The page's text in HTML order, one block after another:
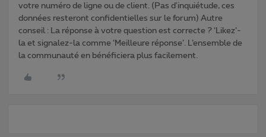
votre numéro de ligne ou de client. (Pas d'inquiétude, ces
données resteront confidentielles sur le forum) Autre
conseil : La réponse à votre question est correcte ? ‘Likez’-
la et signalez-la comme ‘Meilleure réponse’. L’ensemble de
la communauté en bénéficiera plus facilement.